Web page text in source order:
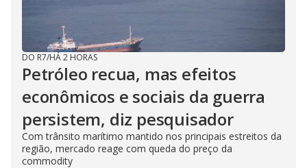
DO R7/HÁ 2 HORAS
Petróleo recua, mas efeitos
econômicos e sociais da guerra
persistem, diz pesquisador
Com trânsito marítimo mantido nos principais estreitos da
região, mercado reage com queda do preço da
commodity